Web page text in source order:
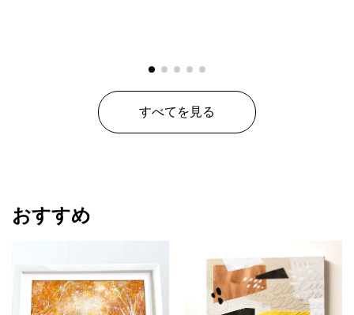
すべてを見る
おすすめ